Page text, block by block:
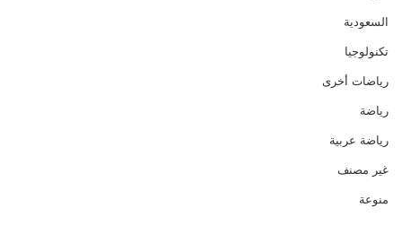
السعودية
تكنولوجيا
رياضات أخرى
رياضة
رياضة عربية
غير مصنف
منوعة